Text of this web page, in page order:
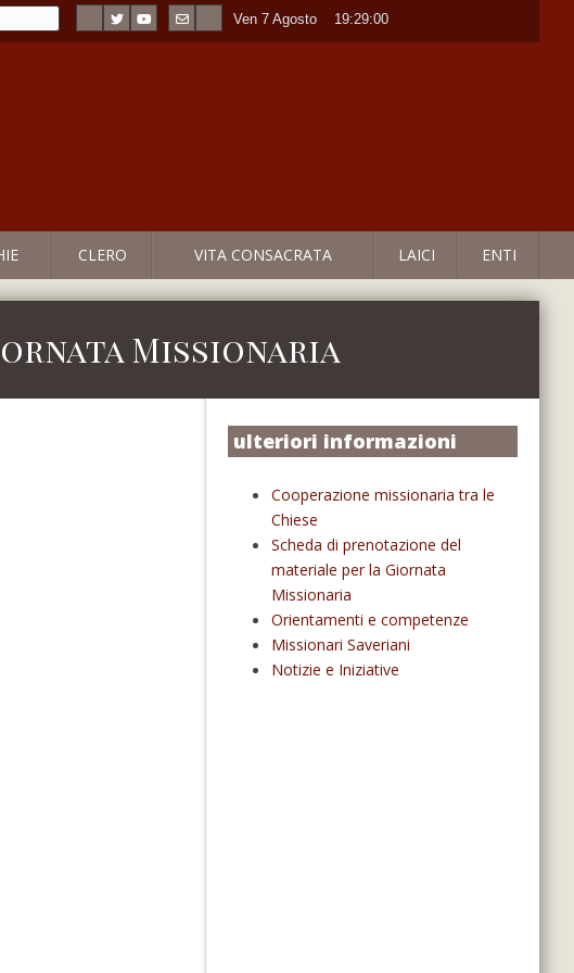
Ven 7 Agosto 19:29:00
CLERO VITA CONSACRATA LAICI ENTI
Missionaria
ulteriori informazioni
Cooperazione missionaria tra le
Chiese
Scheda di prenotazione del
materiale per la Giornata
Missionaria
Orientamenti e competenze
Missionari Saveriani
Notizie e Iniziative